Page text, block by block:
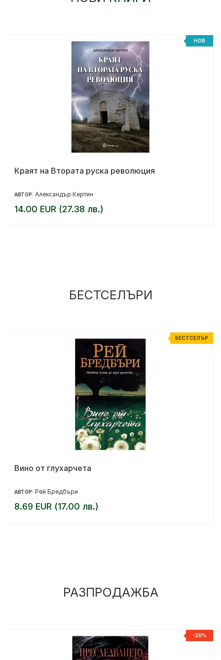
НОВ
Краят на Втората руска революция
АВТОР: Александър Кертин
14.00 EUR (27.38 лв.)
БЕСТСЕЛЪРИ
БЕСТСЕЛЪР
Вино от глухарчета
АВТОР: Рей Бредбъри
8.69 EUR (17.00 лв.)
РАЗПРОДАЖБА
-20%